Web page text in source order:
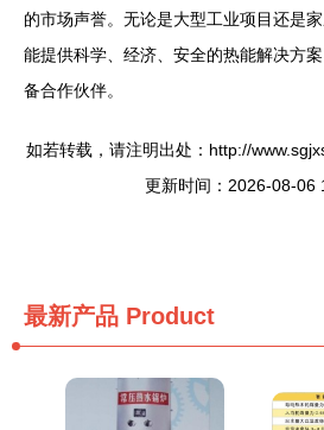
的市场声誉。无论是大型工业项目还是
能提供科学、经济、安全的热能解决方
备合作伙伴。
如若转载，请注明出处：http://
更新时间：2026-08-06
最新产品 Product